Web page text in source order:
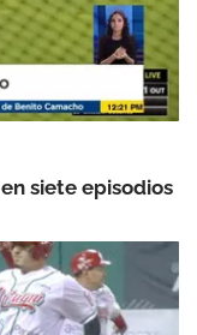
siete episodios